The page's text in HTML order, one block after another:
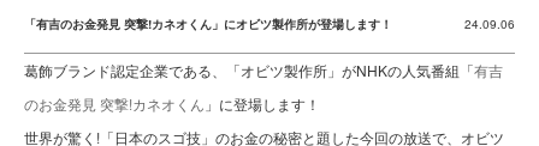
「有吉のお金発見 突撃!カネオくん」にオビツ製作所が登場します！ 24.09.06
葛飾ブランド認定企業である、「オビツ製作所」がNHKの人気番組「有吉
のお金発見 突撃!カネオくん 」に登場します！
世界が驚く!「日本のスゴ技」のお金の秘密と題した今回の放送で、オビツ